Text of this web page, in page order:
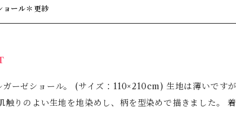
ているので、 色の出し方や結び方で様々
はご了承下さいませ。 ＊ご家庭での手
していただけます。
ョール＊更紗
ール。 (サイズ：110×210cm) 生地は薄いですが、柔らかくチクチクしな
触りのよい生地を地染めし、柄を型染めで描きました。